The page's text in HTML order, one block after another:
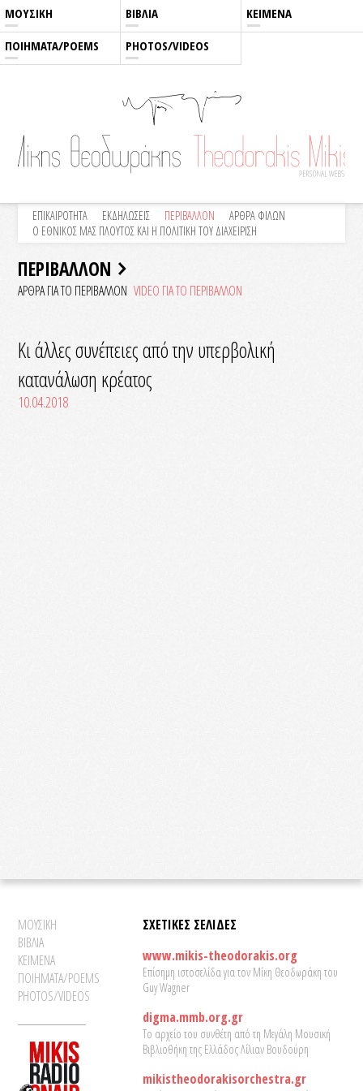
ΜΟΥΣΙΚΗ ΒΙΒΛΙΑ ΚΕΙΜΕΝΑ
ΠΟΙΗΜΑΤΑ/POEMS PHOTOS/VIDEOS
ΕΠΙΚΑΙΡΟΤΗΤΑ ΕΚΔΗΛΩΣΕΙΣ ΠΕΡΙΒΑΛΛΟΝ
ΑΡΘΡΑ ΦΙΛΩΝ
Ο ΕΘΝΙΚΟΣ ΜΑΣ ΠΛΟΥΤΟΣ ΚΑΙ Η ΠΟΛΙΤΙΚΗ ΤΟΥ ΔΙΑΧΕΙΡΙΣΗ
ΠΕΡΙΒΑΛΛΟΝ
ΑΡΘΡΑ ΓΙΑ ΤΟ ΠΕΡΙΒΑΛΛΟΝ VIDEO ΓΙΑ ΤΟ ΠΕΡΙΒΑΛΛΟN
Κι άλλες συνέπειες από την υπερβολική
κατανάλωση κρέατος
10.04.2018
ΜΟΥΣΙΚΗ
ΒΙΒΛΙΑ
ΚΕΙΜΕΝΑ
ΠΟΙΗΜΑΤΑ/POEMS
PHOTOS/VIDEOS
ΣΧΕΤΙΚΕΣ ΣΕΛΙΔΕΣ
www.mikis-theodorakis.org
Επίσημη ιστοσελίδα για τον Μίκη Θεοδωράκη του
Guy Wagner
digma.mmb.org.gr
Το αρχείο του συνθέτη από τη Μεγάλη Μουσική
Βιβλιοθήκη της Ελλάδος Λίλιαν Βουδούρη
mikistheodorakisorchestra.gr